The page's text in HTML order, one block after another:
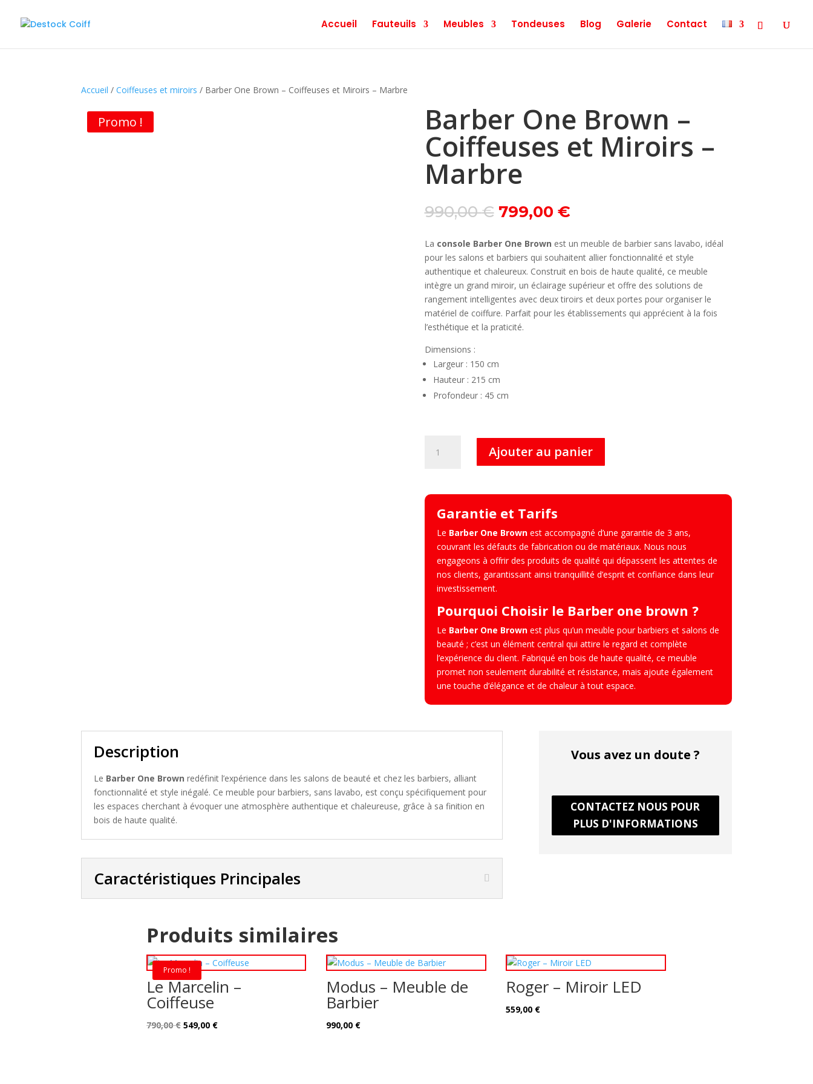
Accueil Fauteuils Meubles Tondeuses Blog Galerie Contact
Accueil /Coiffeuses et miroirs / Barber One Brown – Coiffeuses et Miroirs – Marbre
Promo ! Barber One Brown –
Coiffeuses et Miroirs –
Marbre
990,00€ Le
initial
était :
990,00 €.
799,00 €Le
actuel
est :
799,00 €.
La console Barber One Brown est un meuble de barbier sans lavabo, idéal
pour les salons et barbiers qui souhaitent allier fonctionnalité et style
authentique et chaleureux. Construit en bois de haute qualité, ce meuble
intègre un grand miroir, un éclairage supérieur et offre des solutions de
rangement intelligentes avec deux tiroirs et deux portes pour organiser le
matériel de coiffure. Parfait pour les établissements qui apprécient à la fois
l’esthétique et la praticité.
Dimensions :
Largeur : 150 cm
Hauteur : 215 cm
Profondeur : 45 cm
Brown
Miroirs
Marbre
Ajouter au panier
Garantie et Tarifs
Le Barber One Brownest accompagné d’une garantie de 3 ans,
couvrant les défauts de fabrication ou de matériaux. Nous nous
engageons à offrir des produits de qualité qui dépassent les attentes de
nos clients, garantissant ainsi tranquillité d’esprit et confiance dans leur
investissement.
Pourquoi Choisir le Barber one brown ?
Le Barber One Brownest plus qu’un meuble pour barbiers et salons de
beauté ; c’est un élément central qui attire le regard et complète
l’expérience du client. Fabriqué en bois de haute qualité, ce meuble
promet non seulement durabilité et résistance, mais ajoute également
une touche d’élégance et de chaleur à tout espace.
Description
Le Barber One Brown redéfinit l’expérience dans les salons de beauté et chez les barbiers, alliant
fonctionnalité et style inégalé. Ce meuble pour barbiers, sans lavabo, est conçu spécifiquement pour
les espaces cherchant à évoquer une atmosphère authentique et chaleureuse, grâce à sa finition en
bois de haute qualité.
Caractéristiques Principales
Vous avez un doute ?
CONTACTEZ NOUS POUR
PLUS D'INFORMATIONS
Produits similaires
Promo !
Le Marcelin –
Coiffeuse
790,00€ Le
549,00 €Le
Modus – Meuble de
Barbier
990,00 €
Roger – Miroir LED
559,00 €